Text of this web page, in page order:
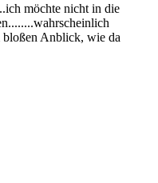
möchte nicht in die
bloßen Anblick, wie da